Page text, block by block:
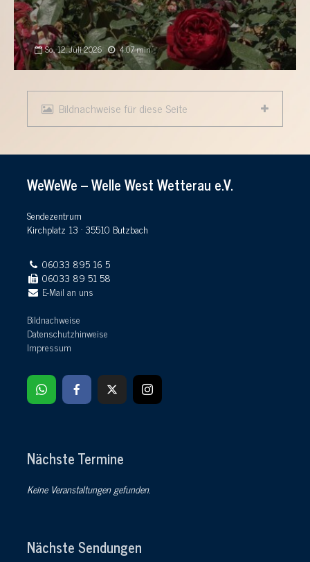
So., 12. Juli 2026 4:07 min
Bildnachweise für diese Seite
WeWeWe – Welle West Wetterau e.V.
Sendezentrum
Kirchplatz 13 · 35510 Butzbach
06033 895 16 5
06033 89 51 58
E-Mail an uns
Bildnachweise
Datenschutzhinweise
Impressum
Nächste Termine
Keine Veranstaltungen gefunden.
Nächste Sendungen